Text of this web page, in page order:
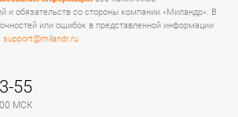
и обязательств со стороны компании «Миландр». В
или ошибок в представленной информации
support@milandr.ru
55
МСК